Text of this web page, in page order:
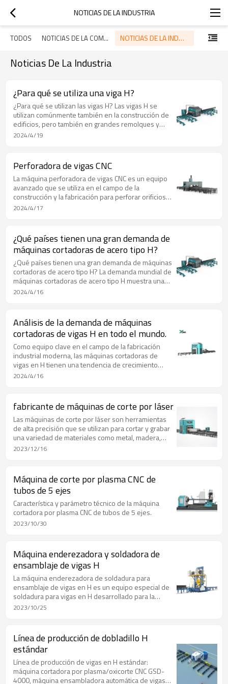
NOTICIAS DE LA INDUSTRIA
TODOS NOTICIAS DE LA COMPAÑÍA NOTICIAS DE LA INDUSTRIA
Noticias De La Industria
¿Para qué se utiliza una viga H?
¿Para qué se utilizan las vigas H? Las vigas H se
utilizan comúnmente también en la construcción de
edificios, pero también en grandes remolques y
puentes, entre otros. Debido a su forma de sección
pueden soportar cargas mayores que las vigas en I.
2024/4/19
Perforadora de vigas CNC
La máquina perforadora de vigas CNC es un equipo
avanzado que se utiliza en el campo de la
construcción y la fabricación para perforar orificios
de precisión en vigas y otros componentes
construcción de puentes y otras aplicaciones donde
se necesitan estructuras de soporte resistentes.
2024/4/17
¿Qué países tienen una gran demanda de
máquinas cortadoras de acero tipo H?
¿Qué países tienen una gran demanda de máquinas
cortadoras de acero tipo H? La demanda mundial de
máquinas cortadoras de acero tipo H muestra una
tendencia de distribución diversificada. La demanda
inversión en construcción de infraestructura, la
escala de fabricación y el grado de industrialización.
Los siguientes son países con una gran demanda de
máquinas cortadoras de acero tipo H:
2024/4/16
Análisis de la demanda de máquinas
cortadoras de vigas H en todo el mundo.
Como equipo clave en el campo de la fabricación
industrial moderna, las máquinas cortadoras de
vigas en H tienen una tendencia de crecimiento
significativa a nivel mundial. El siguiente es un
2024/4/16
fabricante de máquinas de corte por láser
Las máquinas de corte por láser son herramientas
de alta precisión que se utilizan para cortar y grabar
una variedad de materiales como metal, madera,
plástico, vidrio y más. Son fabricados por varias
2023/12/16
Máquina de corte por plasma CNC de
tubos de 5 ejes
Característica y parámetro técnico de la máquina
cortadora por plasma CNC de tubos de 5 ejes.
2023/10/30
Máquina enderezadora y soldadora de
ensamblaje de vigas H
La máquina enderezadora de soldadura para
ensamblaje de vigas en H es un equipo especial de
soldadura para vigas en H desarrollado para la
producción de estructuras de acero. La máquina
reducido.
2023/10/25
Línea de producción de dobladillo H
estándar
Línea de producción de vigas en H estándar:
máquina cortadora por plasma/oxicorte CNC GSD-
4000, máquina ensambladora automática de vigas